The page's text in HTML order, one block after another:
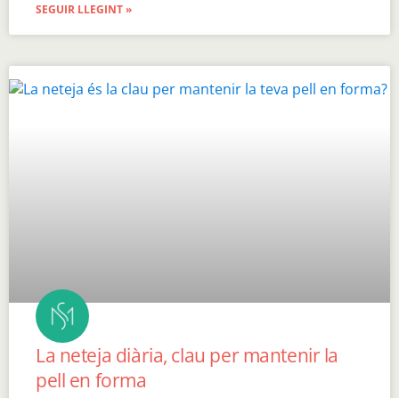
SEGUIR LLEGINT »
La neteja diària, clau per mantenir la
pell en forma